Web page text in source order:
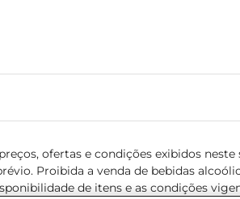
ofertas e condições exibidos
Proibida a venda de bebidas
de itens e as condições